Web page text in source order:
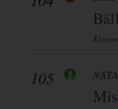
105